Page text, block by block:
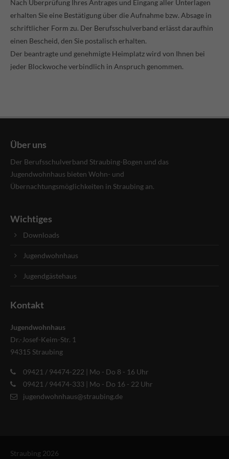
info@yourdomain.com
About us
Lorem ipsum dolor sit amet, consectetuer adipiscing elit.
Aenean commodo ligula eget dolor. Aenean massa. Cum
Nach Überprüfung Ihres Antrages und Eingang aller Unterlagen
erhalten Sie eine Bestätigung über die Aufnahme bzw. Absage in
schriftlicher Form zu. Der Berufsschulverband erlässt daraufhin
einen Bescheid, den Sie postalisch erhalten.
Der beantragte und genehmigte Heimplatz wird von Ihnen bei
jeder Blockwoche verbindlich in Anspruch genommen.
Über uns
Der Berufsschulverband Straubing-Bogen und das
Jugendwohnhaus bieten Wohn- und
Übernachtungsmöglichkeiten in Straubing an.
Wichtiges
Downloads
Jugendwohnhaus
Jugendgästehaus
Kontakt
Jugendwohnhaus
Dr.-Josef-Keim-Str. 1
94315 Straubing
09421 / 94474-222 | Mo - Do 8 - 16 Uhr
09421 / 94474-333 | Mo - Do 16 - 22 Uhr
jugendwohnhaus@straubing.de
Straubing 2026